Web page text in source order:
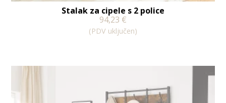
Stalak za cipele s 2 police
94,23 €
(PDV uključen)